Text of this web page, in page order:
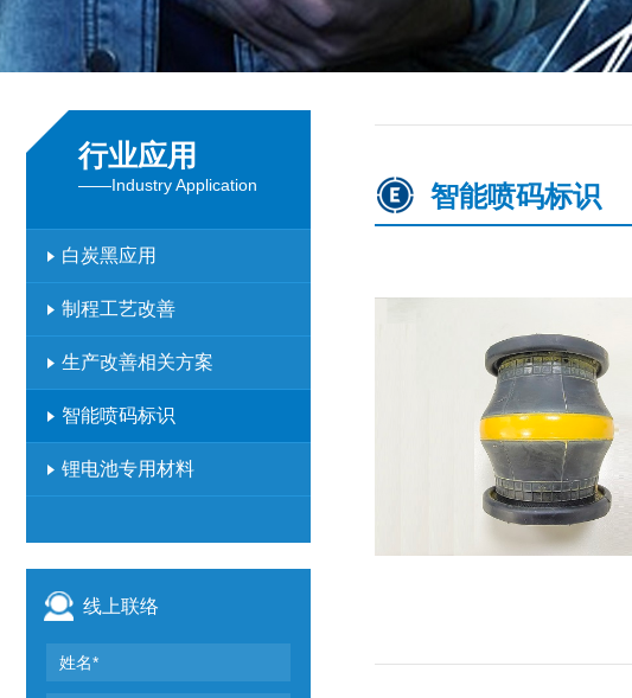
行业应用
——Industry Application
白炭黑应用
制程工艺改善
生产改善相关方案
智能喷码标识
锂电池专用材料
线上联络
智能喷码标识